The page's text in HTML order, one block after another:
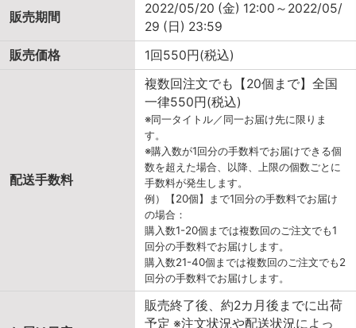
販売期間
2022/05/20 (金) 12:00～2022/05/
29 (日) 23:59
販売価格
1回550円(税込)
配送手数料
複数回注文でも【20個まで】全国
一律550円(税込)
※同一タイトル／同一お届け先に限りま
す。
※購入数が1回分の手数料でお届けできる個
数を超えた場合、以降、上限の個数ごとに
手数料が発生します。
例）【20個】まで1回分の手数料でお届け
の場合：
購入数1-20個までは複数回のご注文でも1
回分の手数料でお届けします。
購入数21-40個までは複数回のご注文でも2
回分の手数料でお届けします。
販売終了後、約2カ月後までに出荷
予定 ※注文状況や配送状況によっ